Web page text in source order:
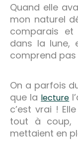
Quand elle
mon naturel
comparais et
dans la lune,
comprend pas
On a parfois
que la lecture
c’est vrai !
tout à coup,
mettaient en